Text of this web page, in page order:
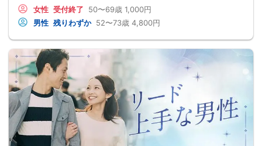
女性 受付終了 50〜69歳 1,000円
男性 残りわずか 52〜73歳 4,800円